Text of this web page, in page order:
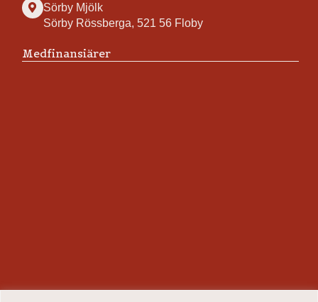
Sörby Mjölk
Sörby Rössberga, 521 56 Floby
Medfinansiärer